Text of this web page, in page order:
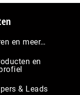
en meer…
en
& Leads